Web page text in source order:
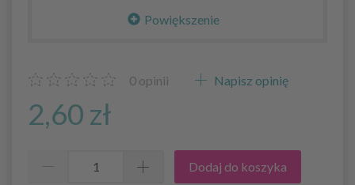
Powiększenie
0 opinii Napisz opinię
2,60 zł
Dodaj do koszyka